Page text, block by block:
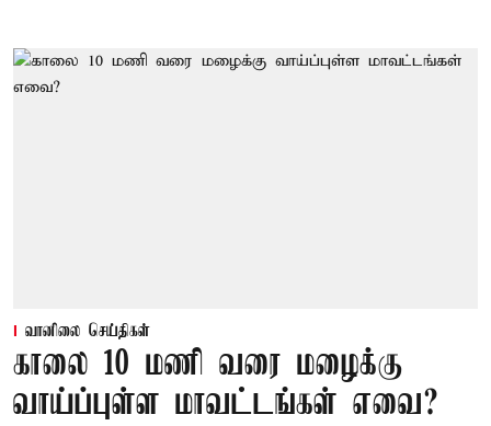
வானிலை செய்திகள்
காலை 10 மணி வரை மழைக்கு
வாய்ப்புள்ள மாவட்டங்கள் எவை?